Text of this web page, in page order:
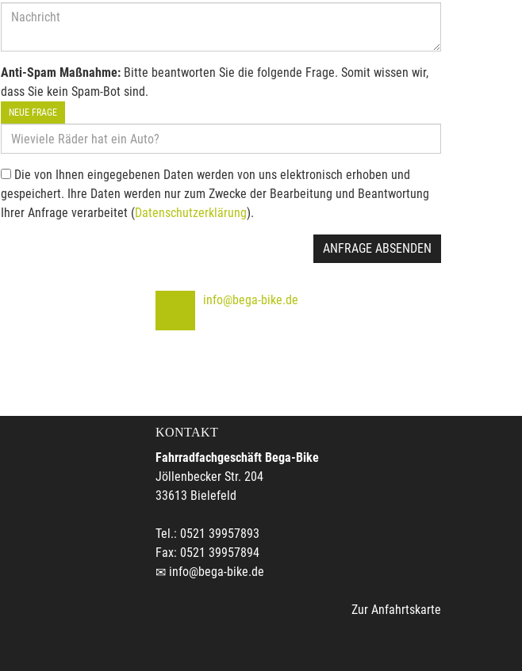
Anti-Spam Maßnahme: Bitte beantworten Sie die folgende Frage. Somit wissen wir,
dass Sie kein Spam-Bot sind.
NEUE FRAGE
Die von Ihnen eingegebenen Daten werden von uns elektronisch erhoben und
gespeichert. Ihre Daten werden nur zum Zwecke der Bearbeitung und Beantwortung
Ihrer Anfrage verarbeitet (Datenschutzerklärung).
ANFRAGE ABSENDEN
info@bega-bike.de
KONTAKT
Fahrradfachgeschäft Bega-Bike
Jöllenbecker Str. 204
33613 Bielefeld
Tel.: 0521 39957893
Fax: 0521 39957894
info@bega-bike.de
Zur Anfahrtskarte